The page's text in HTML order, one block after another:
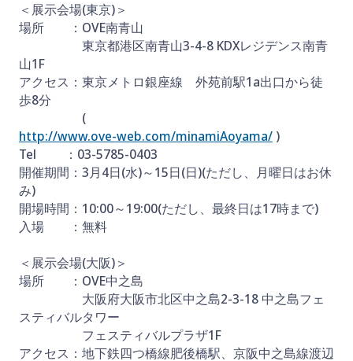
＜展示会場(東京)＞
場所 ：OVE南青山
東京都港区南青山3-4-8 KDXレジデンス南青
山1F
アクセス：東京メトロ銀座線 外苑前駅1a出口から徒
歩8分
(
http://www.ove-web.com/minamiAoyama/)
Tel ：03-5785-0403
開催期間：3月4日(水)～15日(日)(ただし、月曜日はお休
み)
開場時間：10:00～19:00(ただし、最終日は17時まで)
入場 ：無料
＜展示会場(大阪)＞
場所 ：OVE中之島
大阪府大阪市北区中之島2-3-18 中之島フェ
スティバルタワー
フェスティバルプラザ1F
アクセス：地下鉄四つ橋線肥後橋駅、京阪中之島線渡辺